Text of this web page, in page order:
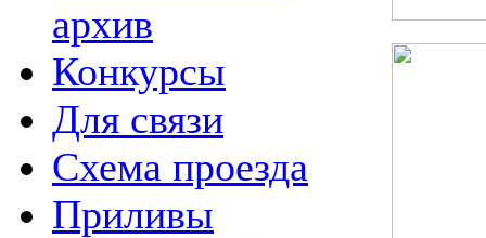
архив
Конкурсы
Для связи
Схема проезда
Приливы